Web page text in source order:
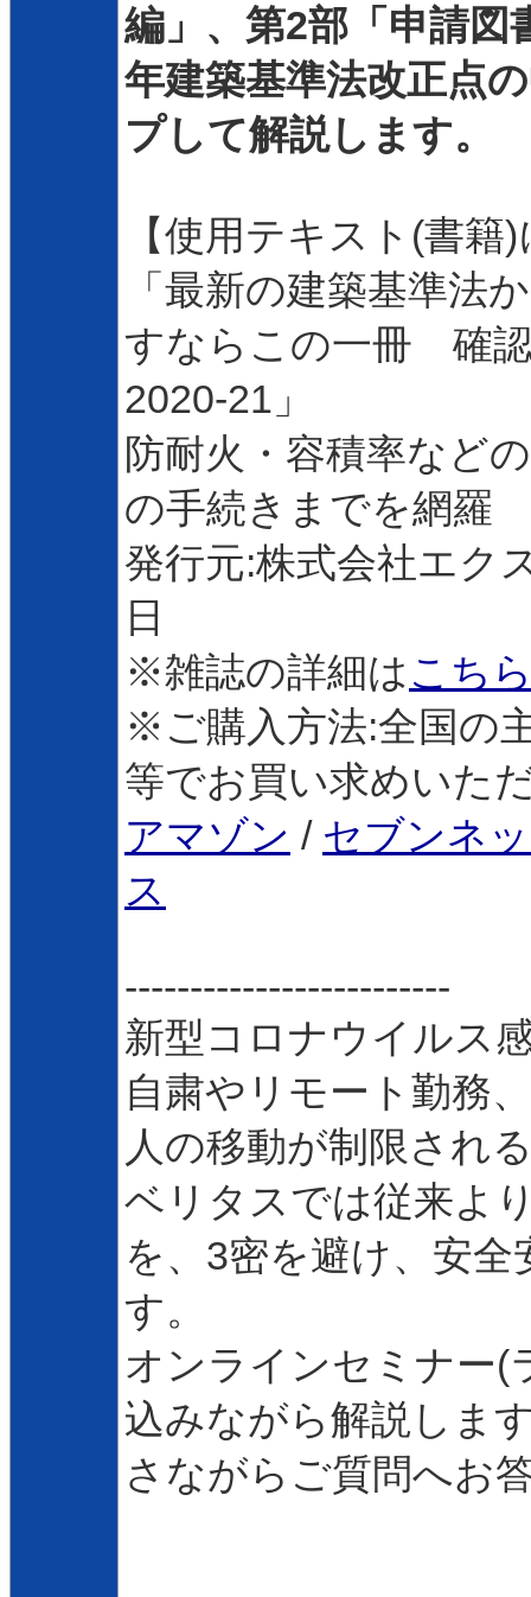
編」、第2部「申請図
年建築基準法改正点
プして解説します。
【使用テキスト(書籍
「最新の建築基準法
すならこの一冊 確
2020-21」
防耐火・容積率など
の手続きまでを網羅
発行元:株式会社エ
日
※雑誌の詳細は こち
※ご購入方法:全国の
等でお買い求めいた
アマゾン / セブンネ
ス
-------------------------
新型コロナウイルス
自粛やリモート勤務
人の移動が制限され
ベリタスでは従来よ
を、3密を避け、安
す。
オンラインセミナー(
込みながら解説しま
さながらご質問へお